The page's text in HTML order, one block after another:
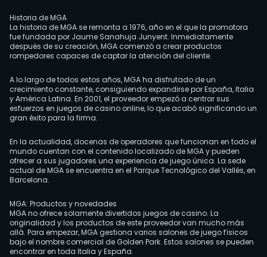
Historia de MGA
La historia de MGA se remonta a 1976, año en el que la promotora
fue fundada por Jaume Sanahuja Junyent. Inmediatamente
después de su creación, MGA comenzó a crear productos
rompedores capaces de captar la atención del cliente.
A lo largo de todos estos años, MGA ha disfrutado de un
crecimiento constante, consiguiendo expandirse por España, Italia
y América Latina. En 2001, el proveedor empezó a centrar sus
esfuerzos en juegos de casino online, lo que acabó significando un
gran éxito para la firma.
En la actualidad, docenas de operadores que funcionan en todo el
mundo cuentan con el contenido localizado de MGA y pueden
ofrecer a sus jugadores una experiencia de juego única. La sede
actual de MGA se encuentra en el Parque Tecnológico del Vallés, en
Barcelona.
MGA: Productos y novedades
MGA no ofrece solamente divertidos juegos de casino. La
originalidad y los productos de este proveedor van mucho más
allá. Para empezar, MGA gestiona varios salones de juego físicos
bajo el nombre comercial de Golden Park. Estos salones se pueden
encontrar en toda Italia y España.